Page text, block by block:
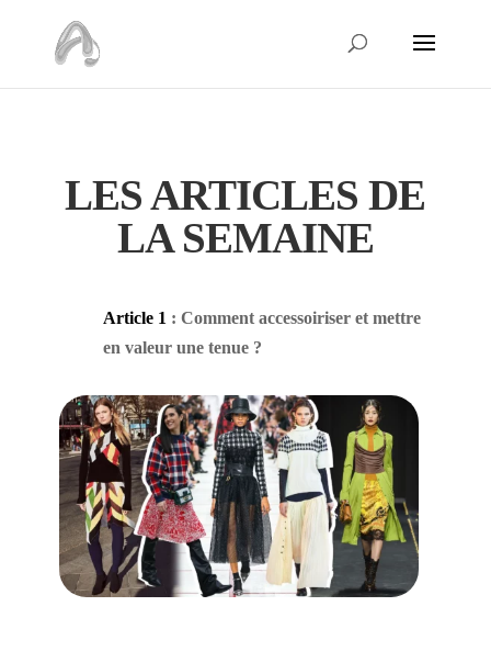
LES ARTICLES DE
LA SEMAINE
Article 1 : Comment accessoiriser et mettre
en valeur une tenue ?